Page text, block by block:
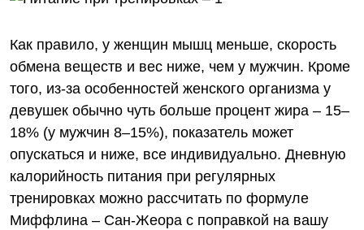
Как правило, у женщин мышц меньше, скорость
обмена веществ и вес ниже, чем у мужчин. Кроме
того, из-за особенностей женского организма у
девушек обычно чуть больше процент жира – 15–
18% (у мужчин 8–15%), показатель может
опускаться и ниже, все индивидуально. Дневную
калорийность питания при регулярных
тренировках можно рассчитать по формуле
Миффлина – Сан-Жеора с поправкой на вашу